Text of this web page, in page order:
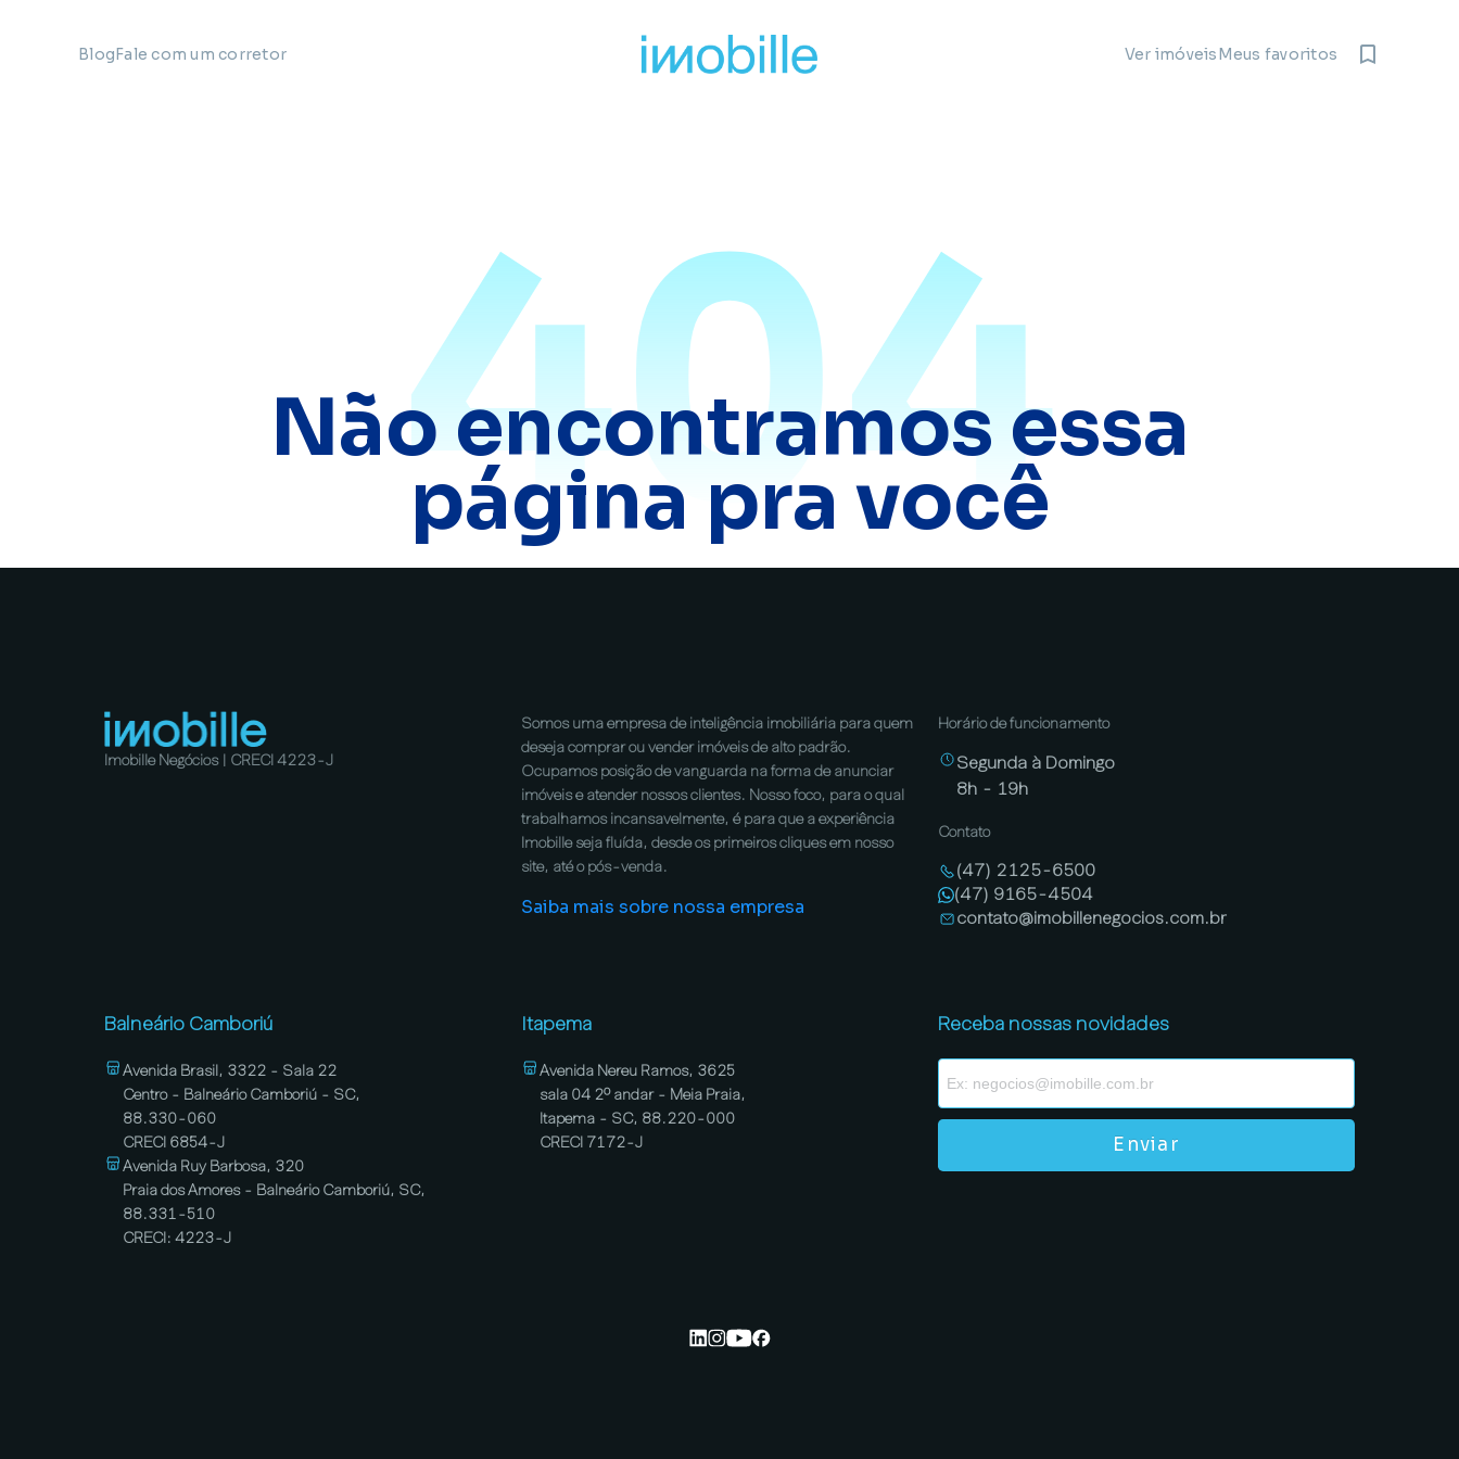
BlogFale com um corretor Ver imóveisMeus favoritos
404
Não encontramos essa
página pra você
Imobille Negócios | CRECI 4223-J
Somos uma empresa de inteligência imobiliária para quem
deseja comprar ou vender imóveis de alto padrão.
Ocupamos posição de vanguarda na forma de anunciar
imóveis e atender nossos clientes. Nosso foco, para o qual
trabalhamos incansavelmente, é para que a experiência
Imobille seja fluída, desde os primeiros cliques em nosso
site, até o pós-venda.
Saiba mais sobre nossa empresa
Horário de funcionamento
Segunda à Domingo
8h - 19h
Contato
(47) 2125-6500
(47) 9165-4504
contato@imobillenegocios.com.br
Balneário Camboriú
Avenida Brasil, 3322 - Sala 22
Centro - Balneário Camboriú - SC,
88.330-060
CRECI 6854-J
Avenida Ruy Barbosa, 320
Praia dos Amores - Balneário Camboriú, SC,
88.331-510
CRECI: 4223-J
Itapema
Avenida Nereu Ramos, 3625
sala 04 2º andar - Meia Praia,
Itapema - SC, 88.220-000
CRECI 7172-J
Receba nossas novidades
Enviar